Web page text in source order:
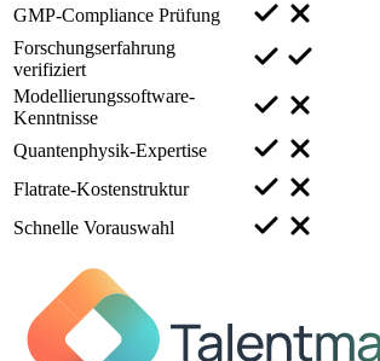
GMP-Compliance Prüfung
Forschungserfahrung
verifiziert
Modellierungssoftware-
Kenntnisse
Quantenphysik-Expertise
Flatrate-Kostenstruktur
Schnelle Vorauswahl